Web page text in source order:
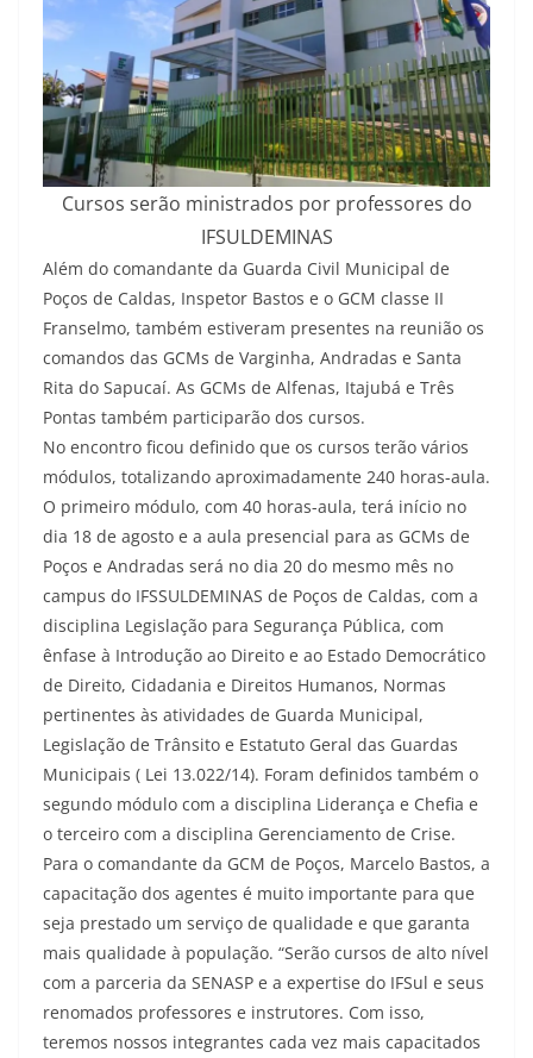
Cursos serão ministrados por professores do
IFSULDEMINAS
Além do comandante da Guarda Civil Municipal de
Poços de Caldas, Inspetor Bastos e o GCM classe II
Franselmo, também estiveram presentes na reunião os
comandos das GCMs de Varginha, Andradas e Santa
Rita do Sapucaí. As GCMs de Alfenas, Itajubá e Três
Pontas também participarão dos cursos.
No encontro ficou definido que os cursos terão vários
módulos, totalizando aproximadamente 240 horas-aula.
O primeiro módulo, com 40 horas-aula, terá início no
dia 18 de agosto e a aula presencial para as GCMs de
Poços e Andradas será no dia 20 do mesmo mês no
campus do IFSSULDEMINAS de Poços de Caldas, com a
disciplina Legislação para Segurança Pública, com
ênfase à Introdução ao Direito e ao Estado Democrático
de Direito, Cidadania e Direitos Humanos, Normas
pertinentes às atividades de Guarda Municipal,
Legislação de Trânsito e Estatuto Geral das Guardas
Municipais ( Lei 13.022/14). Foram definidos também o
segundo módulo com a disciplina Liderança e Chefia e
o terceiro com a disciplina Gerenciamento de Crise.
Para o comandante da GCM de Poços, Marcelo Bastos, a
capacitação dos agentes é muito importante para que
seja prestado um serviço de qualidade e que garanta
mais qualidade à população. “Serão cursos de alto nível
com a parceria da SENASP e a expertise do IFSul e seus
renomados professores e instrutores. Com isso,
teremos nossos integrantes cada vez mais capacitados